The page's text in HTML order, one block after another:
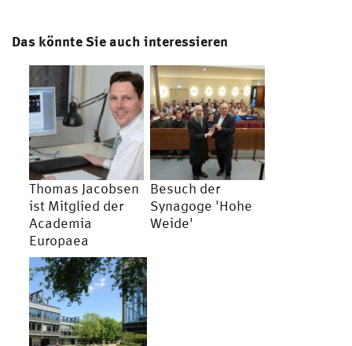
Das könnte Sie auch interessieren
Thomas Jacobsen
ist Mitglied der
Academia
Europaea
Besuch der
Synagoge 'Hohe
Weide'